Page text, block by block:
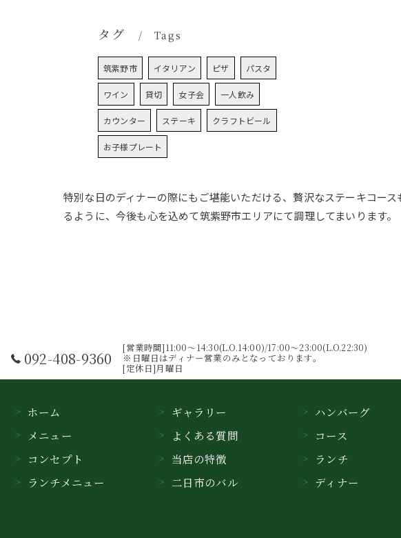
タグ Tags
筑紫野市 イタリアン ピザ パスタ
ワイン 貸切 女子会 一人飲み
カウンター ステーキ クラフトビール
お子様プレート
特別な日のディナーの際にもご堪能いただける、贅沢なステーキコー
るように、今後も心を込めて筑紫野市エリアにて調理してまいります。
092-408-9360
[営業時間]11:00～14:30(L.O.14:00)/17:00～23:00(L.O.22:30)
※日曜日はディナー営業のみとなっております。
[定休日]月曜日
ホーム
メニュー
コンセプト
ランチメニュー
ギャラリー
よくある質問
当店の特徴
二日市のバル
ハンバーグ
コース
ランチ
ディナー